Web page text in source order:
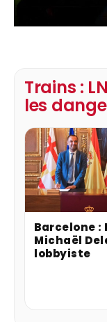
Trains :
les
Barcelone :
Michaël
lobbyiste